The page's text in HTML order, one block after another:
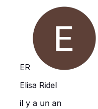
ER
Elisa Ridel
il y a un an